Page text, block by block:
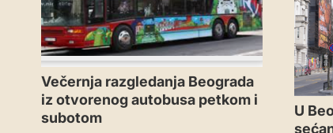
Večernja razgledanja Beograda
iz otvorenog autobusa petkom i
subotom
U